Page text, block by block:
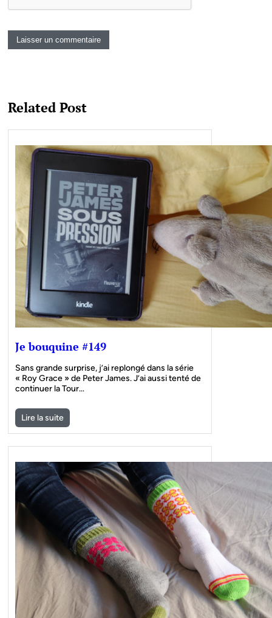
Related Post
Je bouquine #149
Sans grande surprise, j’ai replongé dans la série
« Roy Grace » de Peter James. J’ai aussi tenté de
continuer la Tour…
Lire la suite